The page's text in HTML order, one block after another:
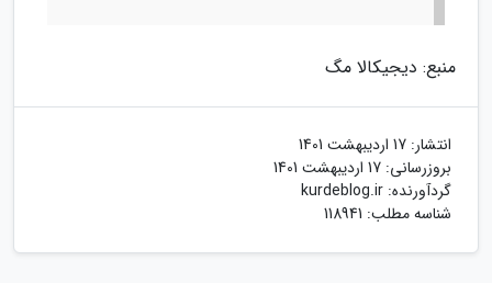
منبع: دیجیکالا مگ
انتشار: 17 اردیبهشت 1401
بروزرسانی: 17 اردیبهشت 1401
گردآورنده: kurdeblog.ir
شناسه مطلب: 118941